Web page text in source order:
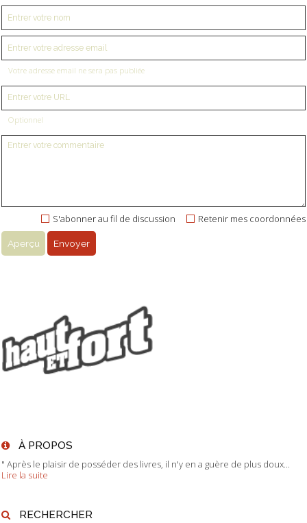
Votre adresse email ne sera pas publiée
Optionnel
Retenir mes coordonnées
S'abonner au fil de discussion
À PROPOS
" Après le plaisir de posséder des livres, il n'y en a guère de plus doux...
Lire la suite
RECHERCHER